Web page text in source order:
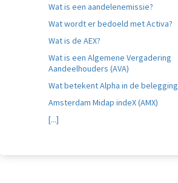
Wat is een aandelenemissie?
Wat wordt er bedoeld met Activa?
Wat is de AEX?
Wat is een Algemene Vergadering
Aandeelhouders (AVA)
Wat betekent Alpha in de
Amsterdam Midap indeX (AMX)
[...]